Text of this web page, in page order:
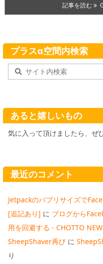
記事を読む
プラスα空間内検索
あると嬉しいもの
気に入って頂けましたら、ぜ
最近のコメント
Jetpackのパブリサイズで
[追記あり] に ブログから
用を回避する - CHOTTO
SheepShaver再び に
り